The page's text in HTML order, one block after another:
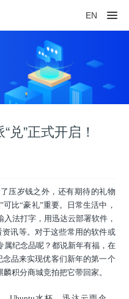
EN
兑”正式开启！
压岁钱之外，还有期待的礼物
比“豪礼”重要。日常生活中，
法打字，用迅达云部署软件，
讯等。对于这些常用的软件或
属纪念品呢？都说新年有福，在
品来实现优客们新年的第一个
积分商城竞拍把它带回家。